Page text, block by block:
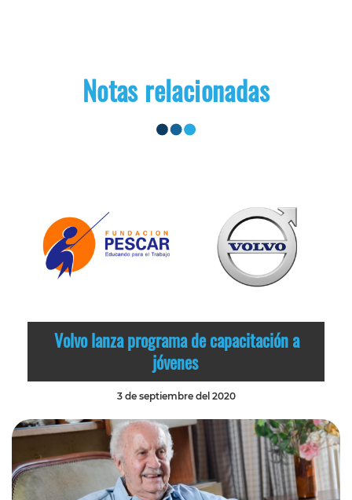
Notas relacionadas
Volvo lanza programa de capacitación a
jóvenes
3 de septiembre del 2020